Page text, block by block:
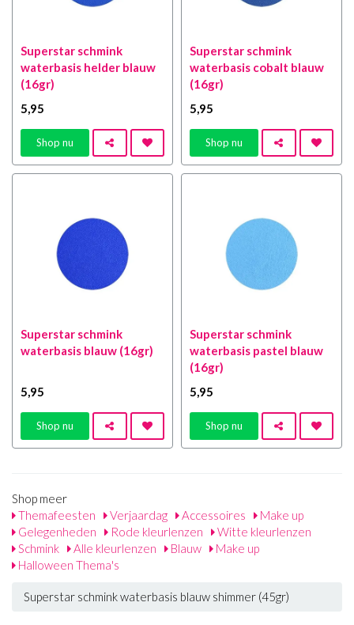
Superstar schmink
waterbasis helder blauw
(16gr)
5,95
Shop nu
Superstar schmink
waterbasis cobalt blauw
(16gr)
5,95
Shop nu
Superstar schmink
waterbasis blauw (16gr)
5,95
Shop nu
Superstar schmink
waterbasis pastel blauw
(16gr)
5,95
Shop nu
Shop meer
Themafeesten
Verjaardag Accessoires
Make up
Gelegenheden
Rode kleurlenzen
Witte kleurlenzen
Schmink
Alle kleurlenzen Blauw
Make up
Halloween Thema's
Superstar schmink waterbasis blauw shimmer (45gr)